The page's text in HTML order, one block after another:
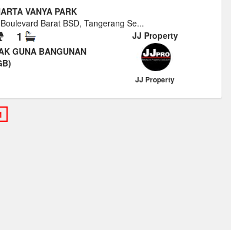
VANYA PARK
Barat BSD, Tangerang Se...
1
GUNA BANGUNAN
JJ Property
JJ Property